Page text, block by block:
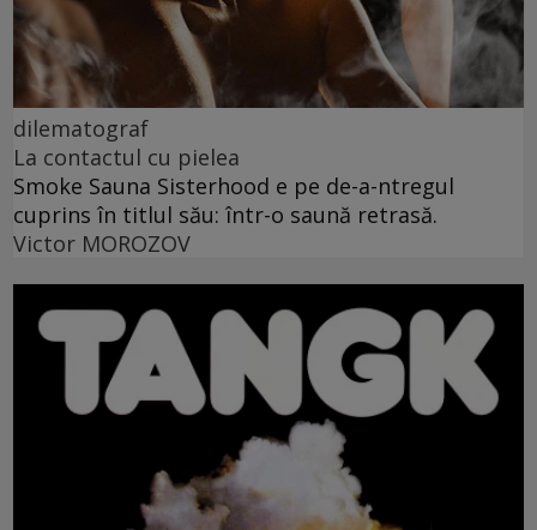
dilematograf
La contactul cu pielea
Smoke Sauna Sisterhood e pe de-a-ntregul
cuprins în titlul său: într-o saună retrasă.
Victor MOROZOV